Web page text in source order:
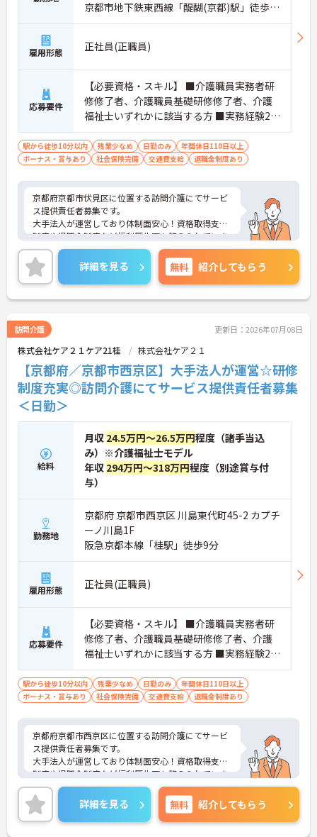
京都市地下鉄東西線「醍醐(京都)駅」徒歩7
分
雇用形態 正社員(正職員)
応募要件
【必要資格・スキル】 ■介護職員実務者研
修修了者、介護職員基礎研修修了者、介護
福祉士いずれかに該当する方 ■実務経験2年
以上
駅から徒歩10分以内 残業少なめ 日勤のみ
年間休日110日以上
ボーナス・賞与あり
社会保険完備 交通費支給 退職金制度あり
京都府京都市伏見区に位置する訪問介護にてサービ
ス提供責任者募集です。
大手法人が運営しており体制面安心！資格取得支援
制度や退職金制度など福利厚生面も整えられていま
す。
ご興味のある方には、面接対策ポイントなど、さら
に詳細をお話いたしますので、お気軽にご相談くだ
さい。
詳細を見る 無料 紹介してもらう
訪問介護 更新日：2026年07月08日
株式会社ケア２１ケア21桂 株式会社ケア２１
【京都府／京都市西京区】大手法人が運営☆研修
制度充実◎訪問介護にてサービス提供責任者募集
＜日勤＞
給料
月収 24.5万円～26.5万円程度（諸手当込
み）※介護福祉士モデル
年収 294万円～318万円程度（別途賞与付
与）
勤務地
京都府 京都市西京区 川島東代町45-2 カプチ
ーノ川島1F
阪急京都本線「桂駅」徒歩9分
雇用形態 正社員(正職員)
応募要件
【必要資格・スキル】 ■介護職員実務者研
修修了者、介護職員基礎研修修了者、介護
福祉士いずれかに該当する方 ■実務経験2年
以上
駅から徒歩10分以内 残業少なめ 日勤のみ
年間休日110日以上
ボーナス・賞与あり
社会保険完備 交通費支給 退職金制度あり
京都府京都市西京区に位置する訪問介護にてサービ
ス提供責任者募集です。
大手法人が運営しており体制面安心！資格取得支援
制度や退職金制度など福利厚生面も整えられていま
す。
ご興味のある方には、面接対策ポイントなど、さら
に詳細をお話いたしますので、お気軽にご相談くだ
さい。
詳細を見る 無料 紹介してもらう